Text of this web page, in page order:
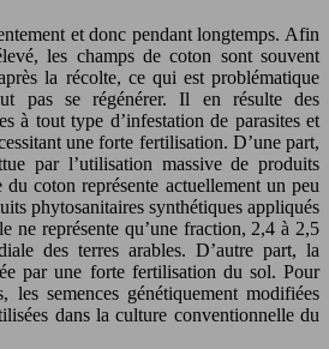
et donc pendant longtemps. Afin
les champs de coton sont souvent
la récolte, ce qui est problématique
pas se régénérer. Il en résulte des
à tout type d’infestation de parasites et
une forte fertilisation. D’une part,
par l’utilisation massive de produits
coton représente actuellement un peu
phytosanitaires synthétiques appliqués
ne représente qu’une fraction, 2,4 à 2,5
des terres arables. D’autre part, la
par une forte fertilisation du sol. Pour
les semences génétiquement modifiées
dans la culture conventionnelle du